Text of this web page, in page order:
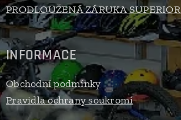
PRODLOUŽENÁ ZÁRUKA SUPERIOR
INFORMACE
Obchodní podmínky
Pravidla ochrany soukromí